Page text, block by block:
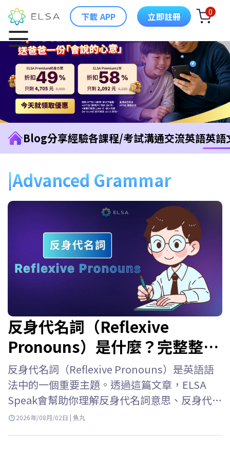
下載 APP 立即註冊 0
Blog分享經驗各課程/考試溝通交流英語英語
Advanced Grammar
反身代名詞（Reflexive
Pronouns）是什麼？完整整理
用法、位置、表格與練習題
反身代名詞（Reflexive Pronouns）是英語語
法中的一個重要主題。透過這篇文章，ELSA
Speak會幫助你理解反身代名詞意思、反身代名
詞用法、反身代名詞位置、如何與人稱代名詞
2026年/08月/02日 | 魚丸